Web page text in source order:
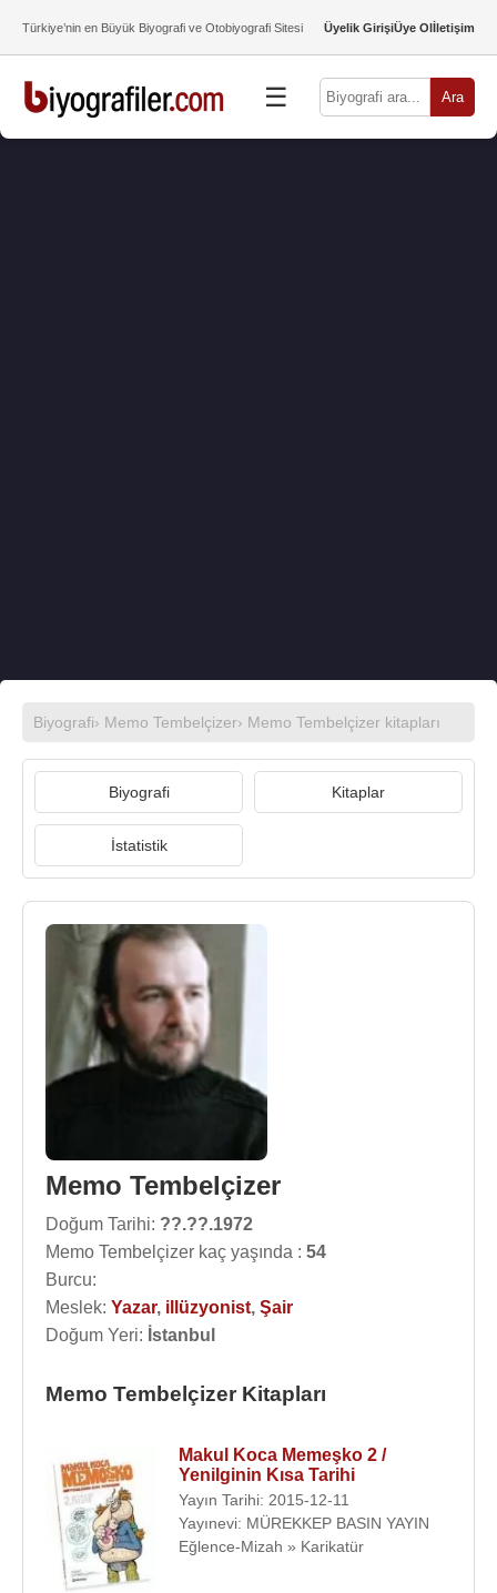
Türkiye’nin en Büyük Biyografi ve Otobiyografi Sitesi Üyelik GirişiÜye Olİletişim
☰ Ara
Biyografi› Memo Tembelçizer› Memo Tembelçizer kitapları
Biyografi Kitaplar
İstatistik
Memo Tembelçizer
Doğum Tarihi: ??.??.1972
Memo Tembelçizer kaç yaşında : 54
Burcu:
Meslek: Yazar, illüzyonist, Şair
Doğum Yeri: İstanbul
Memo Tembelçizer Kitapları
Makul Koca Memeşko 2 /
Yenilginin Kısa Tarihi
Yayın Tarihi: 2015-12-11
Yayınevi: MÜREKKEP BASIN YAYIN
Eğlence-Mizah » Karikatür